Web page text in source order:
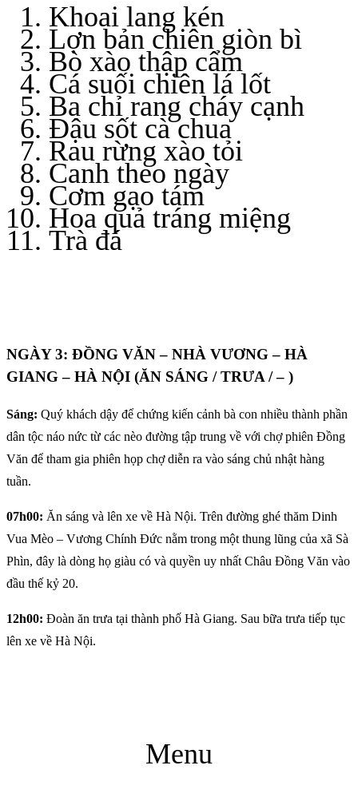
Khoai lang kén
Lợn bản chiên giòn bì
Bò xào thập cẩm
Cá suối chiên lá lốt
Ba chỉ rang cháy cạnh
Đậu sốt cà chua
Rau rừng xào tỏi
Canh theo ngày
Cơm gạo tám
Hoa quả tráng miệng
Trà đá
NGÀY 3: ĐỒNG VĂN – NHÀ VƯƠNG – HÀ
GIANG – HÀ NỘI (ĂN SÁNG / TRƯA / – )
Sáng: Quý khách dậy để chứng kiến cảnh bà con nhiều thành phần
dân tộc náo nức từ các nèo đường tập trung về với chợ phiên Đồng
Văn để tham gia phiên họp chợ diễn ra vào sáng chủ nhật hàng
tuần.
07h00: Ăn sáng và lên xe về Hà Nội. Trên đường ghé thăm Dinh
Vua Mèo – Vương Chính Đức nằm trong một thung lũng của xã Sà
Phìn, đây là dòng họ giàu có và quyền uy nhất Châu Đồng Văn vào
đầu thế kỷ 20.
12h00: Đoàn ăn trưa tại thành phố Hà Giang. Sau bữa trưa tiếp tục
lên xe về Hà Nội.
Menu